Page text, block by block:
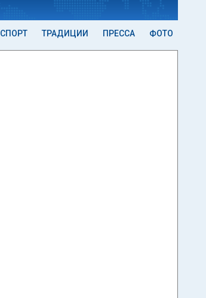
СПОРТ ТРАДИЦИИ ПРЕССА ФОТО